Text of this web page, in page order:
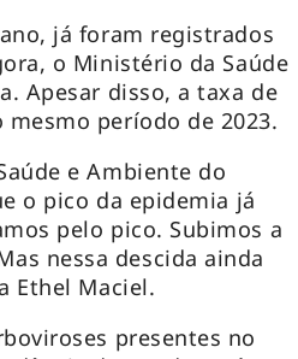
já foram registrados
o Ministério da Saúde
Apesar disso, a taxa de
mesmo período de 2023.
e Ambiente do
o pico da epidemia já
pelo pico. Subimos a
nessa descida ainda
Ethel Maciel.
presentes no